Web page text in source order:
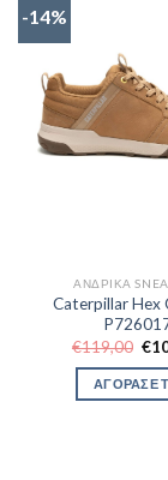
-14%
ΑΝΔΡΙΚΆ
Caterpillar Hex
€119,00 €
ΑΓΟΡΑΣΕ